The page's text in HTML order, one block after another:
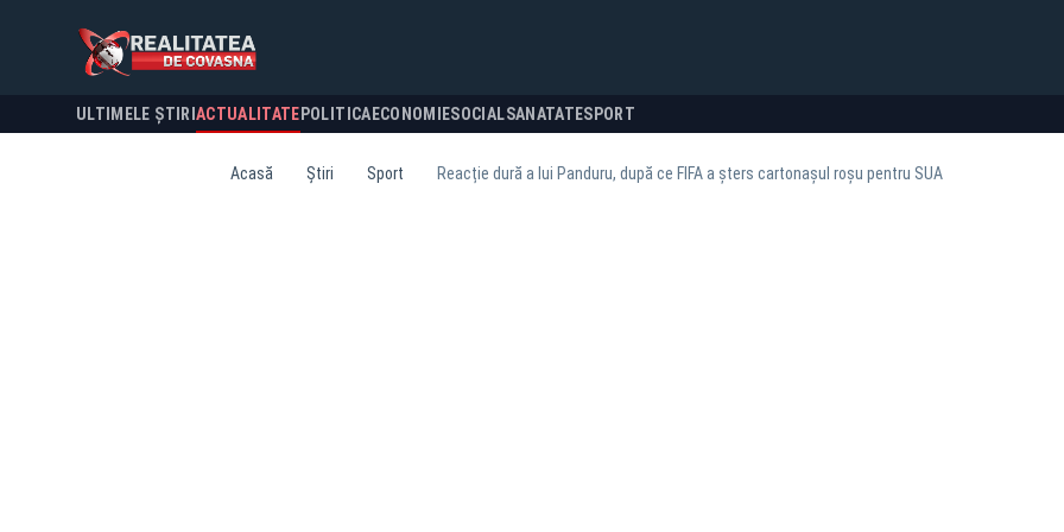
ULTIMELE ȘTIRI ACTUALITATE POLITICA ECONOMIESOCIALSANATATESPORT
Acasă Știri Sport Reacție dură a lui Panduru, după ce FIFA a șters cartonașul roșu pentru SUA